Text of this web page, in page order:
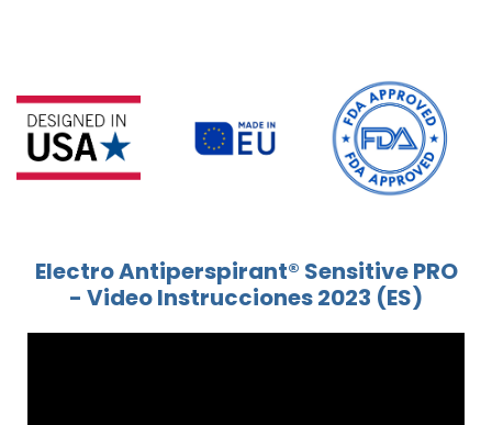
Electro Antiperspirant® Sensitive PRO
- Video Instrucciones 2023 (ES)